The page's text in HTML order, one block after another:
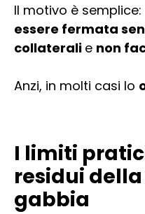
Il motivo è semplice:
essere fermata
collaterali e non
Anzi, in molti casi lo
I limiti
residui
gabbia